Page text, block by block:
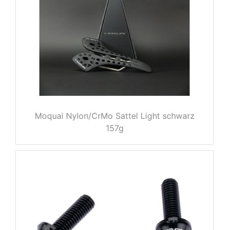
Moquai Nylon/CrMo Sattel Light schwarz
157g